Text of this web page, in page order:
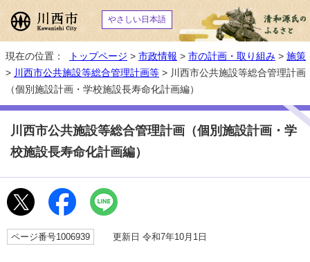
やさしい日本語
現在の位置： トップページ > 市政情報 > 市の計画・取り組み > 施策
> 川西市公共施設等総合管理計画等 > 川西市公共施設等総合管理計画
（個別施設計画・学校施設長寿命化計画編）
川西市公共施設等総合管理計画（個別施設計画・学
校施設長寿命化計画編）
ページ番号1006939 更新日 令和7年10月1日